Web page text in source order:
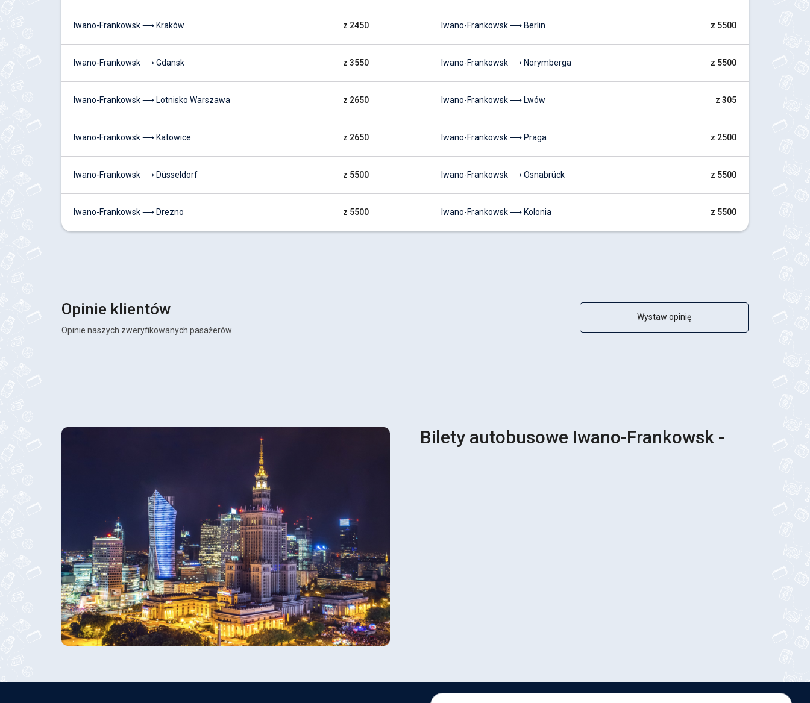
Iwano-Frankowsk ⟶ Kraków z 2450
Iwano-Frankowsk ⟶ Gdansk z 3550
Iwano-Frankowsk ⟶ Lotnisko Warszawa z 2650
Iwano-Frankowsk ⟶ Katowice z 2650
Iwano-Frankowsk ⟶ Düsseldorf z 5500
Iwano-Frankowsk ⟶ Drezno z 5500
Iwano-Frankowsk ⟶ Berlin z 5500
Iwano-Frankowsk ⟶ Norymberga z 5500
Iwano-Frankowsk ⟶ Lwów z 305
Iwano-Frankowsk ⟶ Praga z 2500
Iwano-Frankowsk ⟶ Osnabrück z 5500
Iwano-Frankowsk ⟶ Kolonia z 5500
Opinie klientów
Opinie naszych zweryfikowanych pasażerów
Wystaw opinię
Bilety autobusowe Iwano-Frankowsk -